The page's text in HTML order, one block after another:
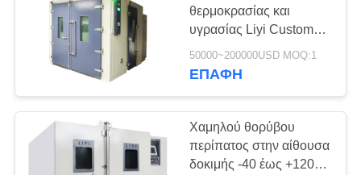
θερμοκρασίας και
υγρασίας Liyi Custom
Walk in Environmental
Chamber
50000~200000USD MOQ:1
ΕΠΑΦΉ
Χαμηλού θορύβου
περίπατος στην αίθουσα
δοκιμής -40 έως +120